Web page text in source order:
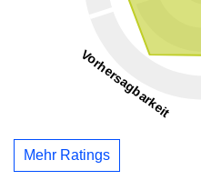
Mehr Ratings